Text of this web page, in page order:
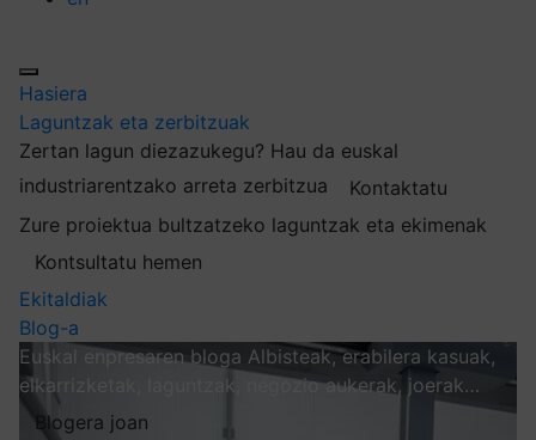
Hasiera
Laguntzak eta zerbitzuak
Zertan lagun diezazukegu? Hau da euskal
industriarentzako arreta zerbitzua
Kontaktatu
Zure proiektua bultzatzeko laguntzak eta ekimenak
Kontsultatu hemen
Ekitaldiak
Blog-a
Euskal enpresaren bloga Albisteak, erabilera kasuak,
elkarrizketak, laguntzak, negozio aukerak, joerak…
Blogera joan